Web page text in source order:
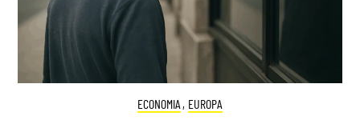
ECONOMIA , EUROPA